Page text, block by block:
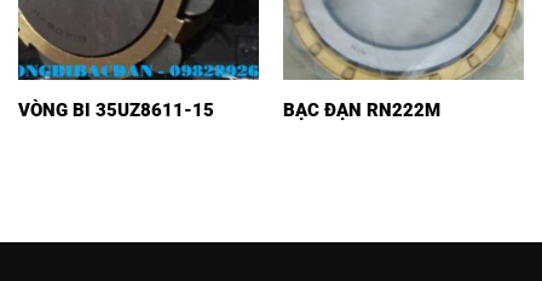
VÒNG BI 35UZ8611-15 BẠC ĐẠN RN222M